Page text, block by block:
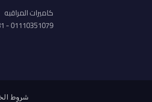
كاميرات المراقبه
01110351079 - 01005163081
شروط